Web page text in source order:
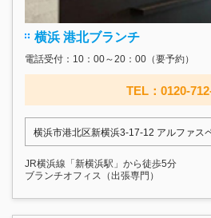
横浜 港北ブランチ
電話受付：10：00～20：00（要予約）
TEL：0120-
横浜市港北区新横浜3-17‐12 アルファス
JR横浜線「新横浜駅」から徒歩5分
ブランチオフィス（出張専門）